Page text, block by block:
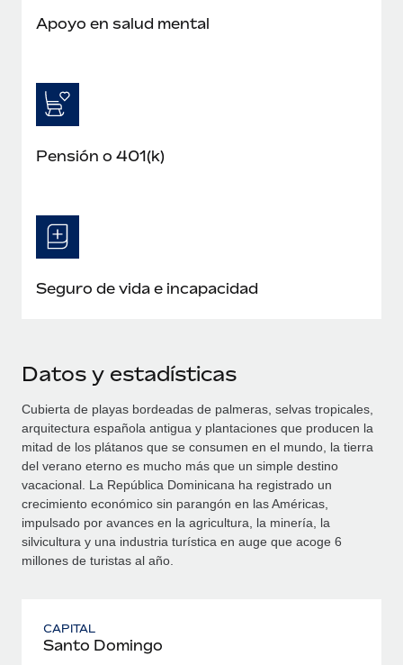
Apoyo en salud mental
Pensión o 401(k)
Seguro de vida e incapacidad
Datos y estadísticas
Cubierta de playas bordeadas de palmeras, selvas tropicales,
arquitectura española antigua y plantaciones que producen la
mitad de los plátanos que se consumen en el mundo, la tierra
del verano eterno es mucho más que un simple destino
vacacional. La República Dominicana ha registrado un
crecimiento económico sin parangón en las Américas,
impulsado por avances en la agricultura, la minería, la
silvicultura y una industria turística en auge que acoge 6
millones de turistas al año.
CAPITAL
Santo Domingo